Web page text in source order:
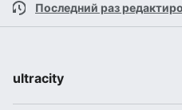
Последний раз
ultracity